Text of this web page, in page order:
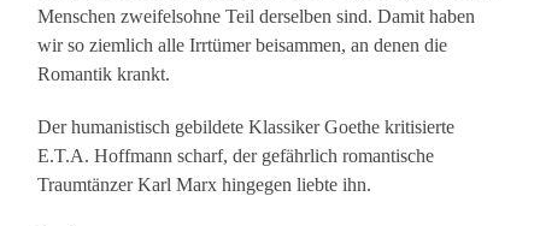
Menschen zweifelsohne Teil derselben sind. Damit haben
wir so ziemlich alle Irrtümer beisammen, an denen die
Romantik krankt.
Der humanistisch gebildete Klassiker Goethe kritisierte
E.T.A. Hoffmann scharf, der gefährlich romantische
Traumtänzer Karl Marx hingegen liebte ihn.